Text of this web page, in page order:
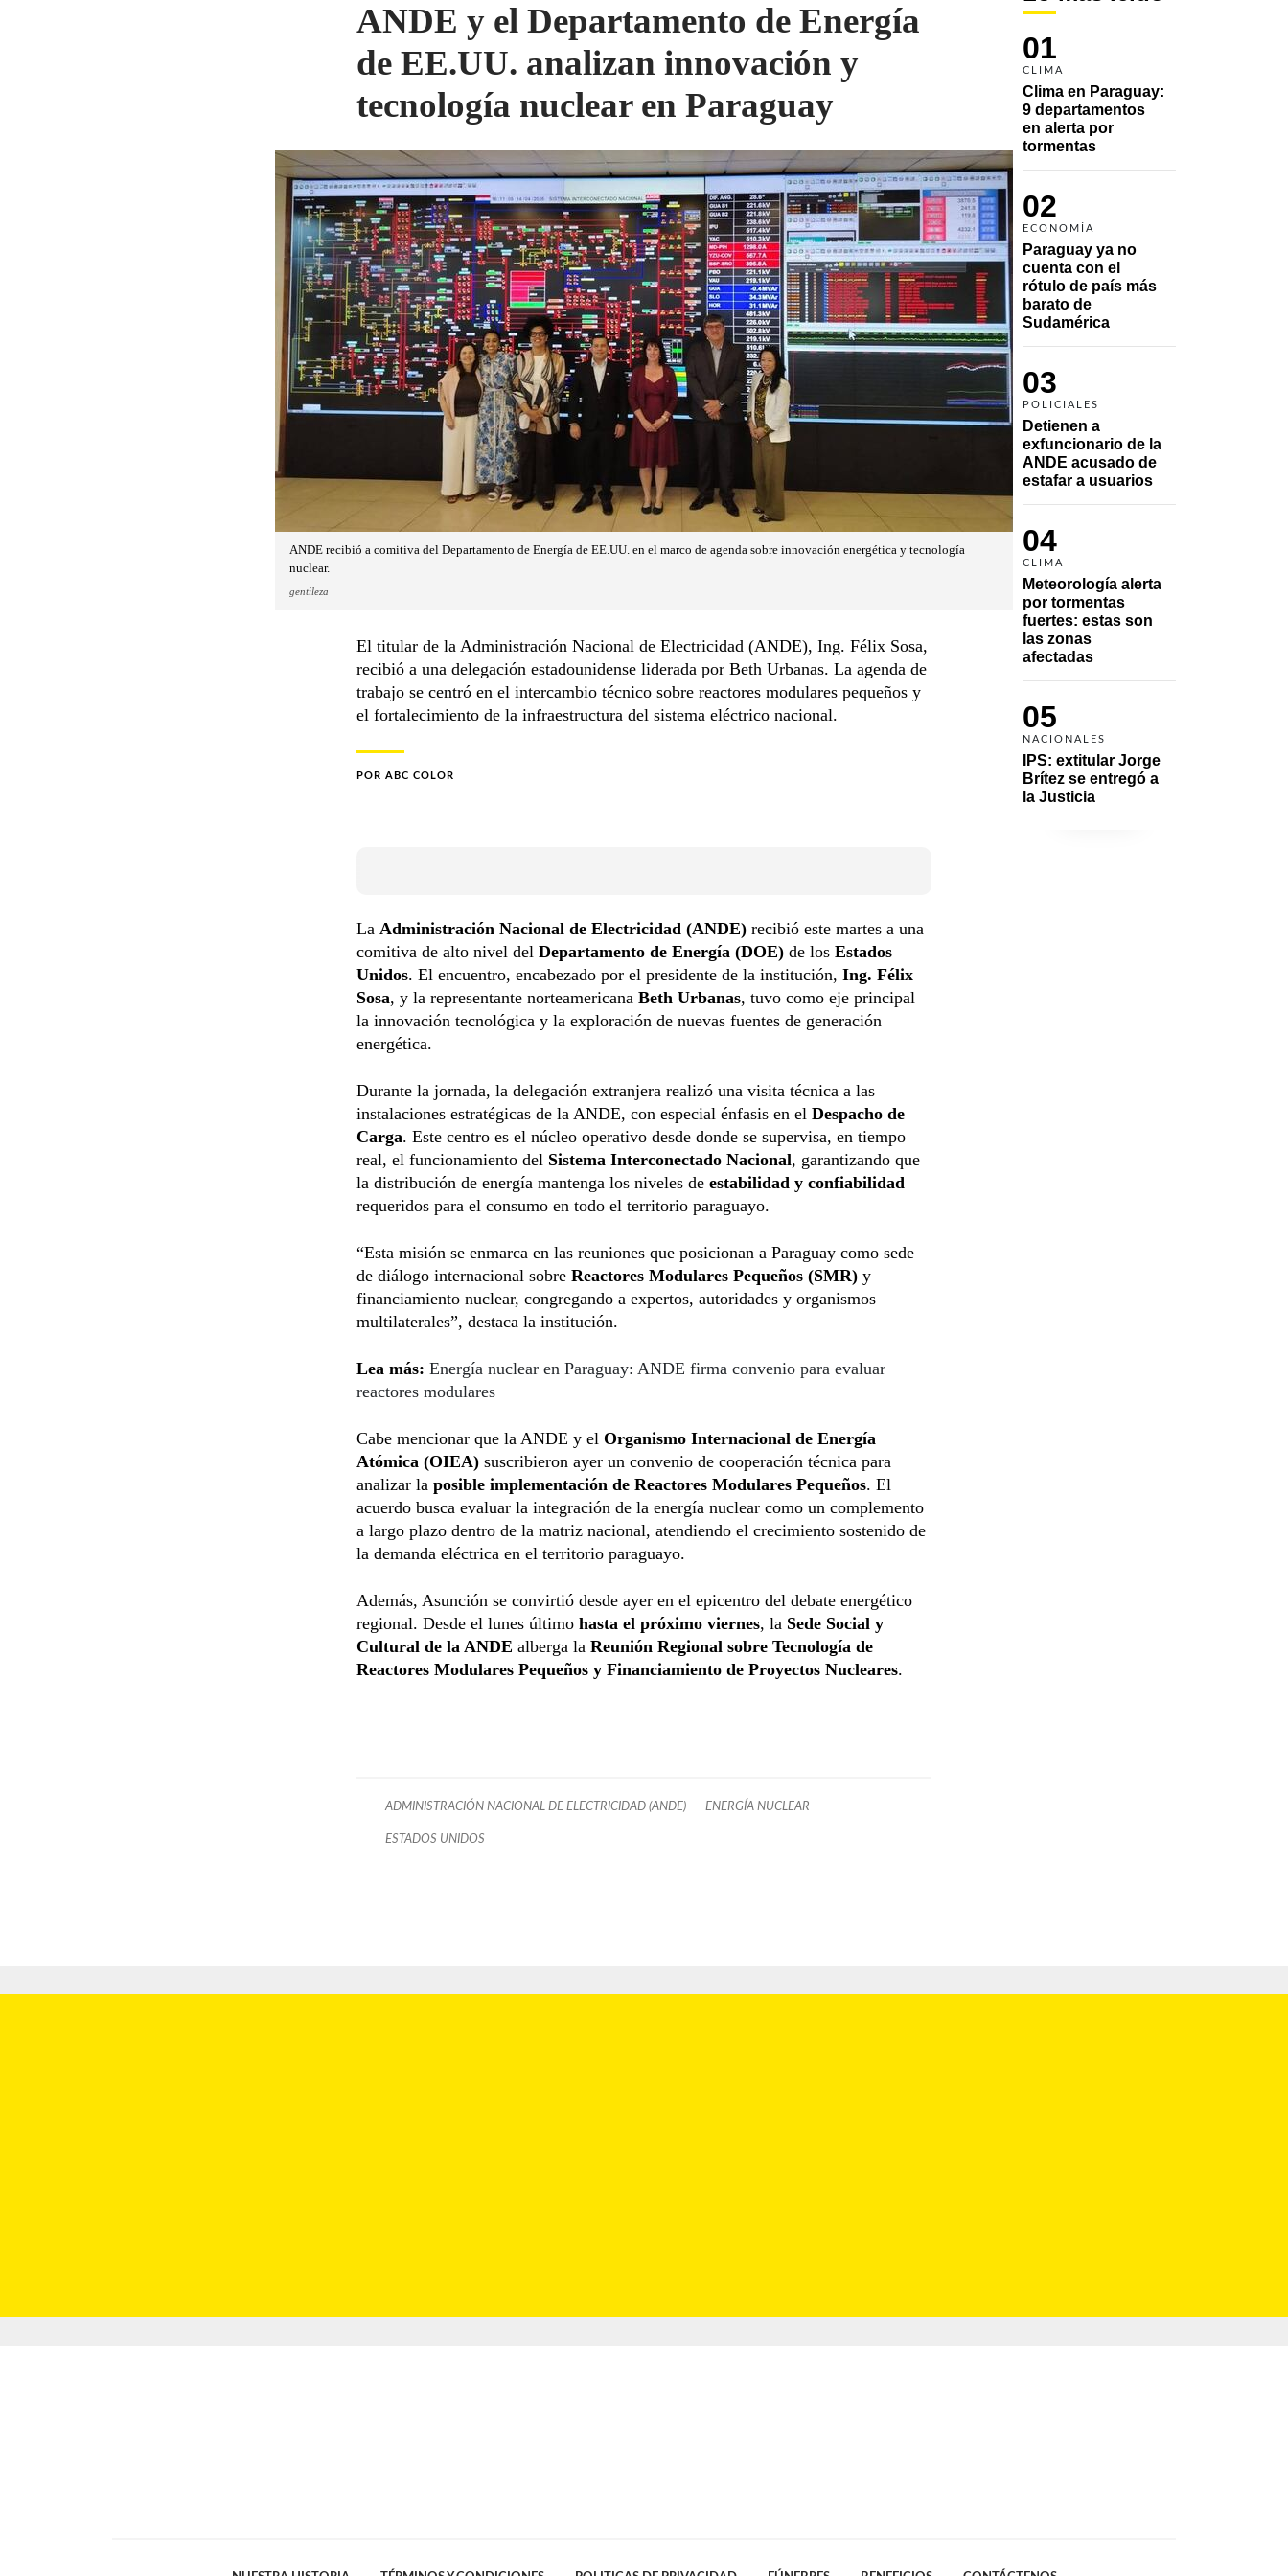
01
CLIMA
Clima en Paraguay:
9 departamentos
en alerta por
tormentas
02
ECONOMÍA
Paraguay ya no
cuenta con el
rótulo de país más
barato de
Sudamérica
03
POLICIALES
Detienen a
exfuncionario de la
ANDE acusado de
estafar a usuarios
04
CLIMA
Meteorología alerta
por tormentas
fuertes: estas son
las zonas
afectadas
05
NACIONALES
IPS: extitular Jorge
Brítez se entregó a
la Justicia
ANDE y el Departamento de Energía
de EE.UU. analizan innovación y
tecnología nuclear en Paraguay
ANDE recibió a comitiva del Departamento de Energía de EE.UU. en el marco de agenda sobre innovación energética y tecnología
nuclear.
gentileza
El titular de la Administración Nacional de Electricidad (ANDE), Ing. Félix Sosa,
recibió a una delegación estadounidense liderada por Beth Urbanas. La agenda de
trabajo se centró en el intercambio técnico sobre reactores modulares pequeños y
el fortalecimiento de la infraestructura del sistema eléctrico nacional.
POR ABC COLOR
La Administración Nacional de Electricidad (ANDE) recibió este martes a una
comitiva de alto nivel del Departamento de Energía (DOE) de los Estados
Unidos. El encuentro, encabezado por el presidente de la institución, Ing. Félix
Sosa, y la representante norteamericana Beth Urbanas, tuvo como eje principal
la innovación tecnológica y la exploración de nuevas fuentes de generación
energética.
Durante la jornada, la delegación extranjera realizó una visita técnica a las
instalaciones estratégicas de la ANDE, con especial énfasis en el Despacho de
Carga. Este centro es el núcleo operativo desde donde se supervisa, en tiempo
real, el funcionamiento del Sistema Interconectado Nacional, garantizando que
la distribución de energía mantenga los niveles de estabilidad y confiabilidad
requeridos para el consumo en todo el territorio paraguayo.
“Esta misión se enmarca en las reuniones que posicionan a Paraguay como sede
de diálogo internacional sobre Reactores Modulares Pequeños (SMR) y
financiamiento nuclear, congregando a expertos, autoridades y organismos
multilaterales”, destaca la institución.
Lea más: Energía nuclear en Paraguay: ANDE firma convenio para evaluar
reactores modulares
Cabe mencionar que la ANDE y el Organismo Internacional de Energía
Atómica (OIEA) suscribieron ayer un convenio de cooperación técnica para
analizar la posible implementación de Reactores Modulares Pequeños. El
acuerdo busca evaluar la integración de la energía nuclear como un complemento
a largo plazo dentro de la matriz nacional, atendiendo el crecimiento sostenido de
la demanda eléctrica en el territorio paraguayo.
Además, Asunción se convirtió desde ayer en el epicentro del debate energético
regional. Desde el lunes último hasta el próximo viernes, la Sede Social y
Cultural de la ANDE alberga la Reunión Regional sobre Tecnología de
Reactores Modulares Pequeños y Financiamiento de Proyectos Nucleares.
ADMINISTRACIÓN NACIONAL DE ELECTRICIDAD (ANDE) ENERGÍA NUCLEAR
ESTADOS UNIDOS